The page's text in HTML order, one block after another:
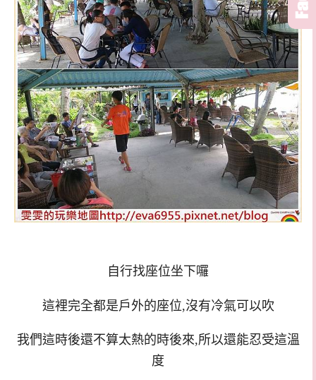
自行找座位坐下囉
這裡完全都是戶外的座位,沒有冷氣可以吹
我們這時後還不算太熱的時後來,所以還能忍受這溫
度